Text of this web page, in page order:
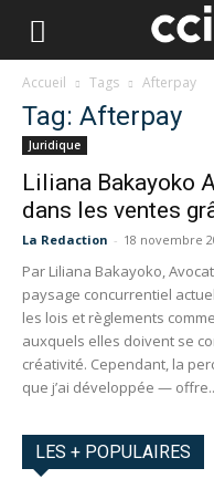
Accueil Tags Afterpay
Tag: Afterpay
Juridique
Liliana Bakayoko
dans les ventes
La Redaction - 18 novembre
Par Liliana Bakayoko,
paysage concurrentiel
les lois et règlements
auxquels elles doivent se
créativité. Cependant, la
que j’ai développée —
LES + POPULAIRES